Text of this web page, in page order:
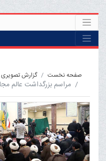
صفحه نخست گزارش تصویری
مراسم بزرگداشت عالم